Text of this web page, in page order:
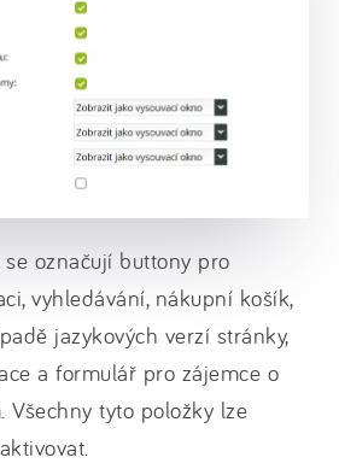
označují buttony pro
vyhledávání, nákupní košík,
jazykových verzí stránky,
a formulář pro zájemce o
Všechny tyto položky lze